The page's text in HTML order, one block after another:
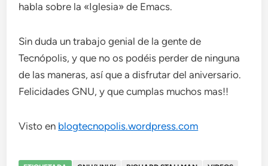
habla sobre la «Iglesia» de Emacs.
Sin duda un trabajo genial de la gente de
Tecnópolis, y que no os podéis perder de ninguna
de las maneras, así que a disfrutar del aniversario.
Felicidades GNU, y que cumplas muchos mas!!
Visto en blogtecnopolis.wordpress.com